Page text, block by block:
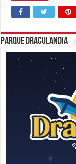
Parque Draculandia